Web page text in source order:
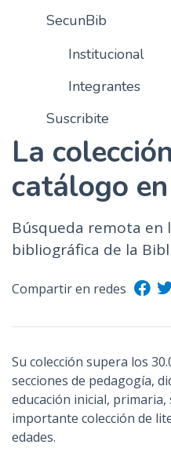
SecunBib
Institucional
Integrantes
Suscribite
La
catálogo
Búsqueda remota en
bibliográfica de la
Compartir en redes
Su colección supera los
secciones de pedagogía,
educación inicial,
importante colección de
edades.